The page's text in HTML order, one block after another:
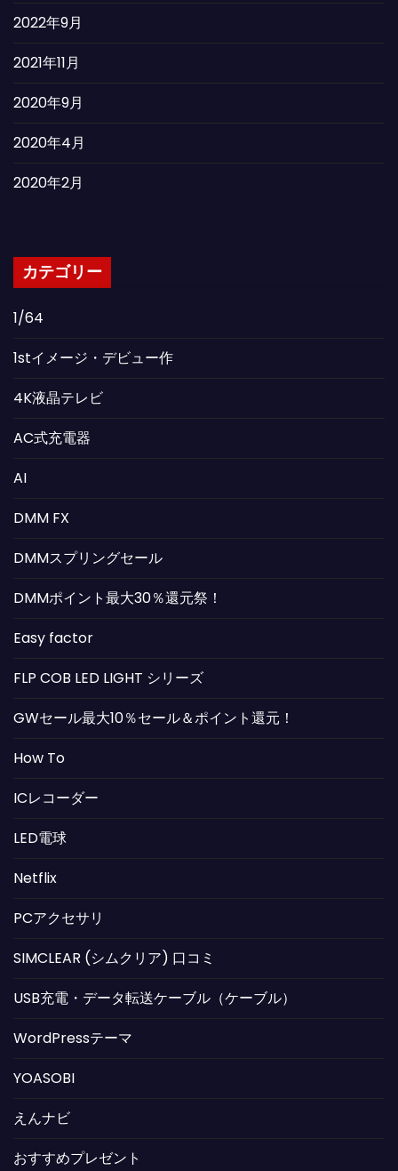
2022年9月
2021年11月
2020年9月
2020年4月
2020年2月
カテゴリー
1/64
1stイメージ・デビュー作
4K液晶テレビ
AC式充電器
AI
DMM FX
DMMスプリングセール
DMMポイント最大30％還元祭！
Easy factor
FLP COB LED LIGHT シリーズ
GWセール最大10％セール＆ポイント還元！
How To
ICレコーダー
LED電球
Netflix
PCアクセサリ
SIMCLEAR (シムクリア) 口コミ
USB充電・データ転送ケーブル（ケーブル）
WordPressテーマ
YOASOBI
えんナビ
おすすめプレゼント